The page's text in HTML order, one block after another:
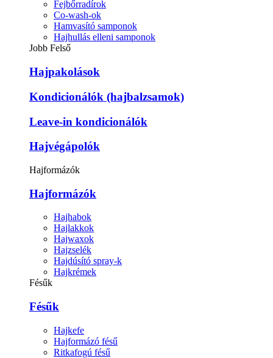
Fejbőrradírok
Co-wash-ok
Hamvasító samponok
Hajhullás elleni samponok
Jobb Felső
Hajpakolások
Kondicionálók (hajbalzsamok)
Leave-in kondicionálók
Hajvégápolók
Hajformázók
Hajformázók
Hajhabok
Hajlakkok
Hajwaxok
Hajzselék
Hajdúsító spray-k
Hajkrémek
Fésűk
Fésűk
Hajkefe
Hajformázó fésű
Ritkafogú fésű